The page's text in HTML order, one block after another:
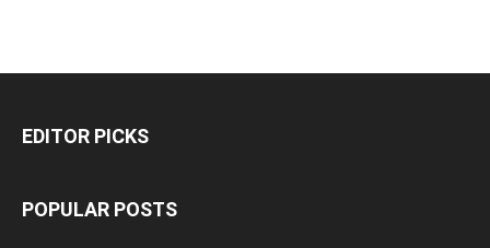
EDITOR PICKS
POPULAR POSTS